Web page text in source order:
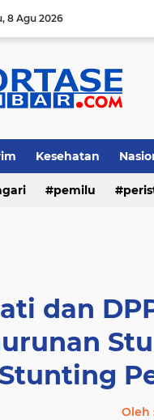
8 Agu 2026
Kesehatan
pemilu
dan
Stunting
Oleh